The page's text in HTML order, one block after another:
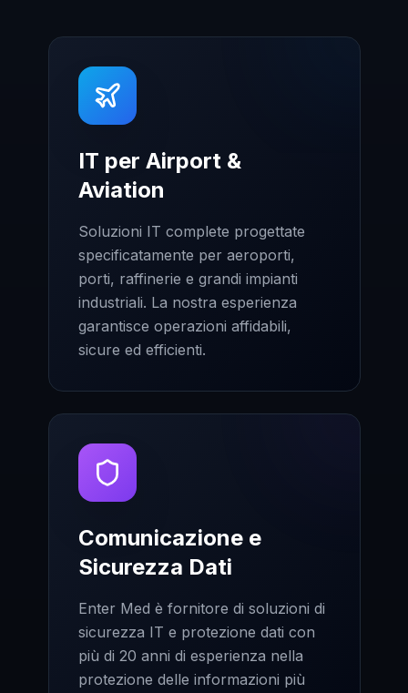
IT per Airport &
Aviation
Soluzioni IT complete progettate
specificatamente per aeroporti,
porti, raffinerie e grandi impianti
industriali. La nostra esperienza
garantisce operazioni affidabili,
sicure ed efficienti.
Comunicazione e
Sicurezza Dati
Enter Med è fornitore di soluzioni di
sicurezza IT e protezione dati con
più di 20 anni di esperienza nella
protezione delle informazioni più